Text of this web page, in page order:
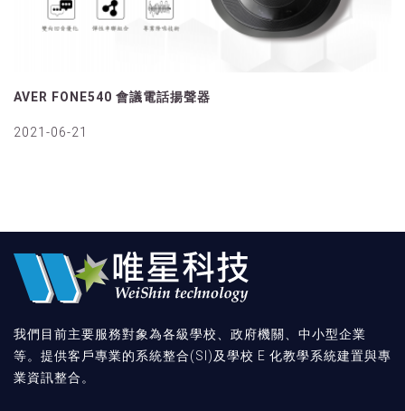
AVER FONE540 會議電話揚聲器
2021-06-21
我們目前主要服務對象為各級學校、政府機關、中小型企業
等。提供客戶專業的系統整合(SI)及學校 E 化教學系統建置與專
業資訊整合。